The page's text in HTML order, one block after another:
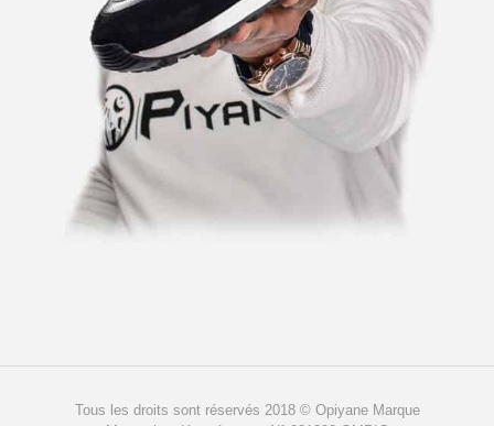
Tous les droits sont réservés 2018 © Opiyane Marque